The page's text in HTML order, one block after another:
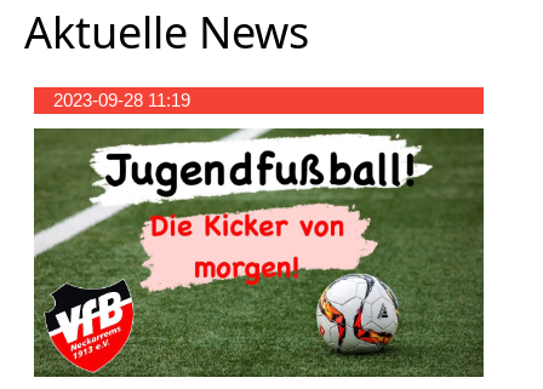
Aktuelle News
2023-09-28 11:19